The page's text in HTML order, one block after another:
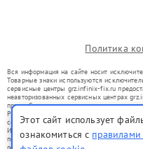
Политика
Вся информация на сайте носит
Товарные знаки используются
сервисные центры grz.infinix-fix.ru
неавторизованных сервисных центрах
правообладателями товарных знаков или
Ремонт осуществляется для устройств,
со статьей 1487 ГК РФ.
Использование товарных знаков не
потребителей в заблуждение, а служит
Этот сайт использует
ознакомиться с правилами